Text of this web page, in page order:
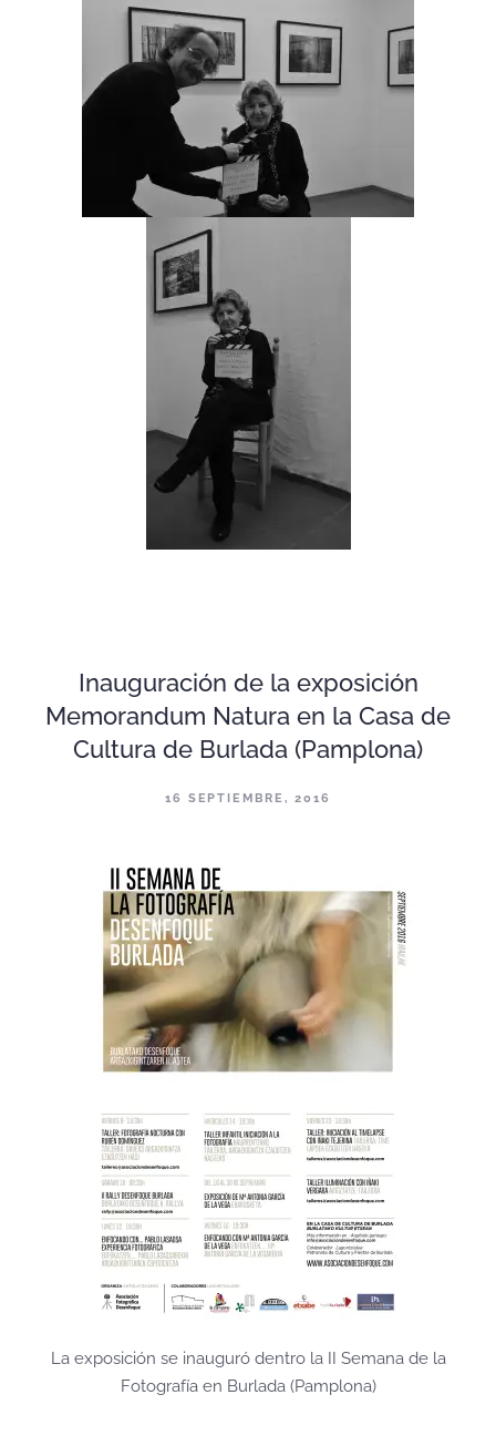
Inauguración de la exposición
Memorandum Natura en la Casa de
Cultura de Burlada (Pamplona)
16 SEPTIEMBRE, 2016
La exposición se inauguró dentro la II Semana de la
Fotografía en Burlada (Pamplona)